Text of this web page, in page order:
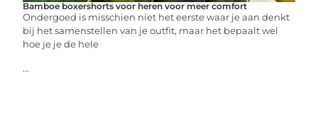
Bamboe boxershorts voor heren voor meer comfort
Ondergoed is misschien niet het eerste waar je aan denkt
bij het samenstellen van je outfit, maar het bepaalt wel
hoe je je de hele
...